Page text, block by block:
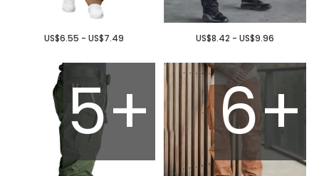
US$6.55 - US$7.49 US$8.42 - US$9.96
5+ 6+